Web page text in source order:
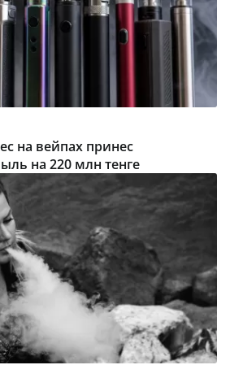
на вейпах принес
на 220 млн тенге